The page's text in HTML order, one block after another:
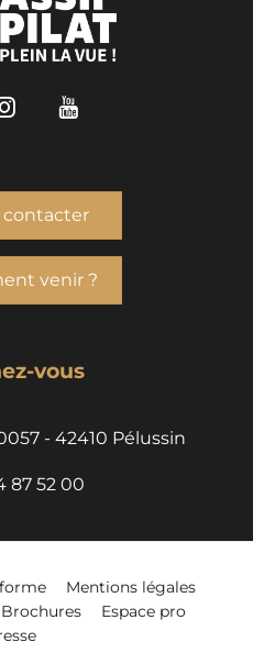
Instagram
contacter
venir ?
vous
- 42410 Pélussin
87 52 00
Mentions légales
Brochures
Espace pro